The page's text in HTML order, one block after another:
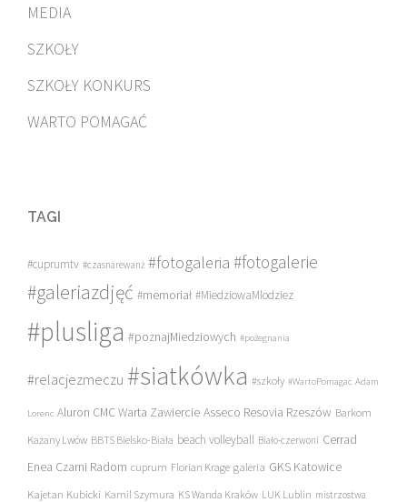
MEDIA
SZKOŁY
SZKOŁY KONKURS
WARTO POMAGAĆ
TAGI
#cuprumtv #czasnarewanż #fotogaleria #fotogalerie
#galeriazdjęć #memoriał #MiedziowaMlodziez
#plusliga #poznajMiedziowych #pożegnania
#relacjezmeczu #siatkówka #szkoły #WartoPomagac Adam
Lorenc Aluron CMC Warta Zawiercie Asseco Resovia Rzeszów Barkom
Każany Lwów BBTS Bielsko-Biała beach volleyball Biało-czerwoni Cerrad
Enea Czarni Radom cuprum Florian Krage galeria GKS Katowice
Kajetan Kubicki Kamil Szymura KS Wanda Kraków LUK Lublin mistrzostwa